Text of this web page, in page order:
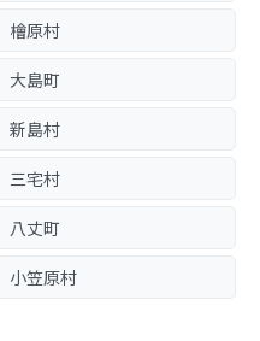
檜原村
大島町
新島村
三宅村
八丈町
小笠原村